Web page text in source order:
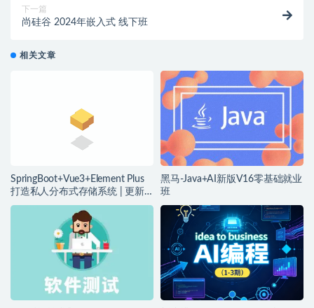
下一篇
尚硅谷 2024年嵌入式 线下班
相关文章
SpringBoot+Vue3+Element Plus
打造私人分布式存储系统 | 更新
完结
黑马-Java+AI新版V16零基础就业
班